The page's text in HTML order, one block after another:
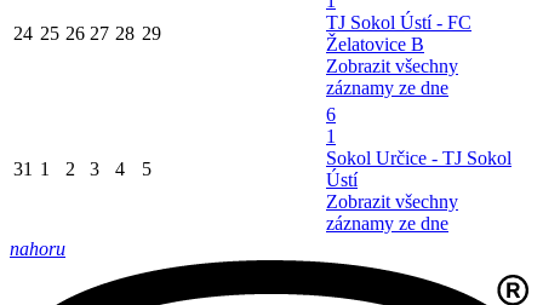
24 25 26 27 28 29
TJ Sokol Ústí - FC
Želatovice B
Zobrazit všechny
záznamy ze dne
31 1 2 3 4 5
6
1
Sokol Určice - TJ Sokol
Ústí
Zobrazit všechny
záznamy ze dne
nahoru